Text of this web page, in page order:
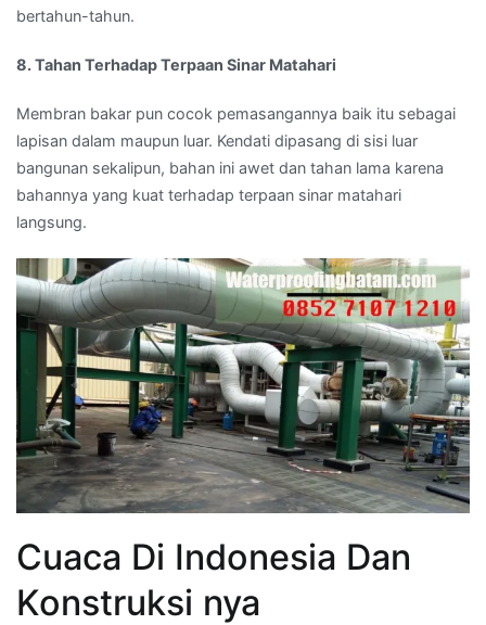
bertahun-tahun.
8. Tahan Terhadap Terpaan Sinar Matahari
Membran bakar pun cocok pemasangannya baik itu sebagai
lapisan dalam maupun luar. Kendati dipasang di sisi luar
bangunan sekalipun, bahan ini awet dan tahan lama karena
bahannya yang kuat terhadap terpaan sinar matahari
langsung.
Cuaca Di Indonesia Dan
Konstruksi nya